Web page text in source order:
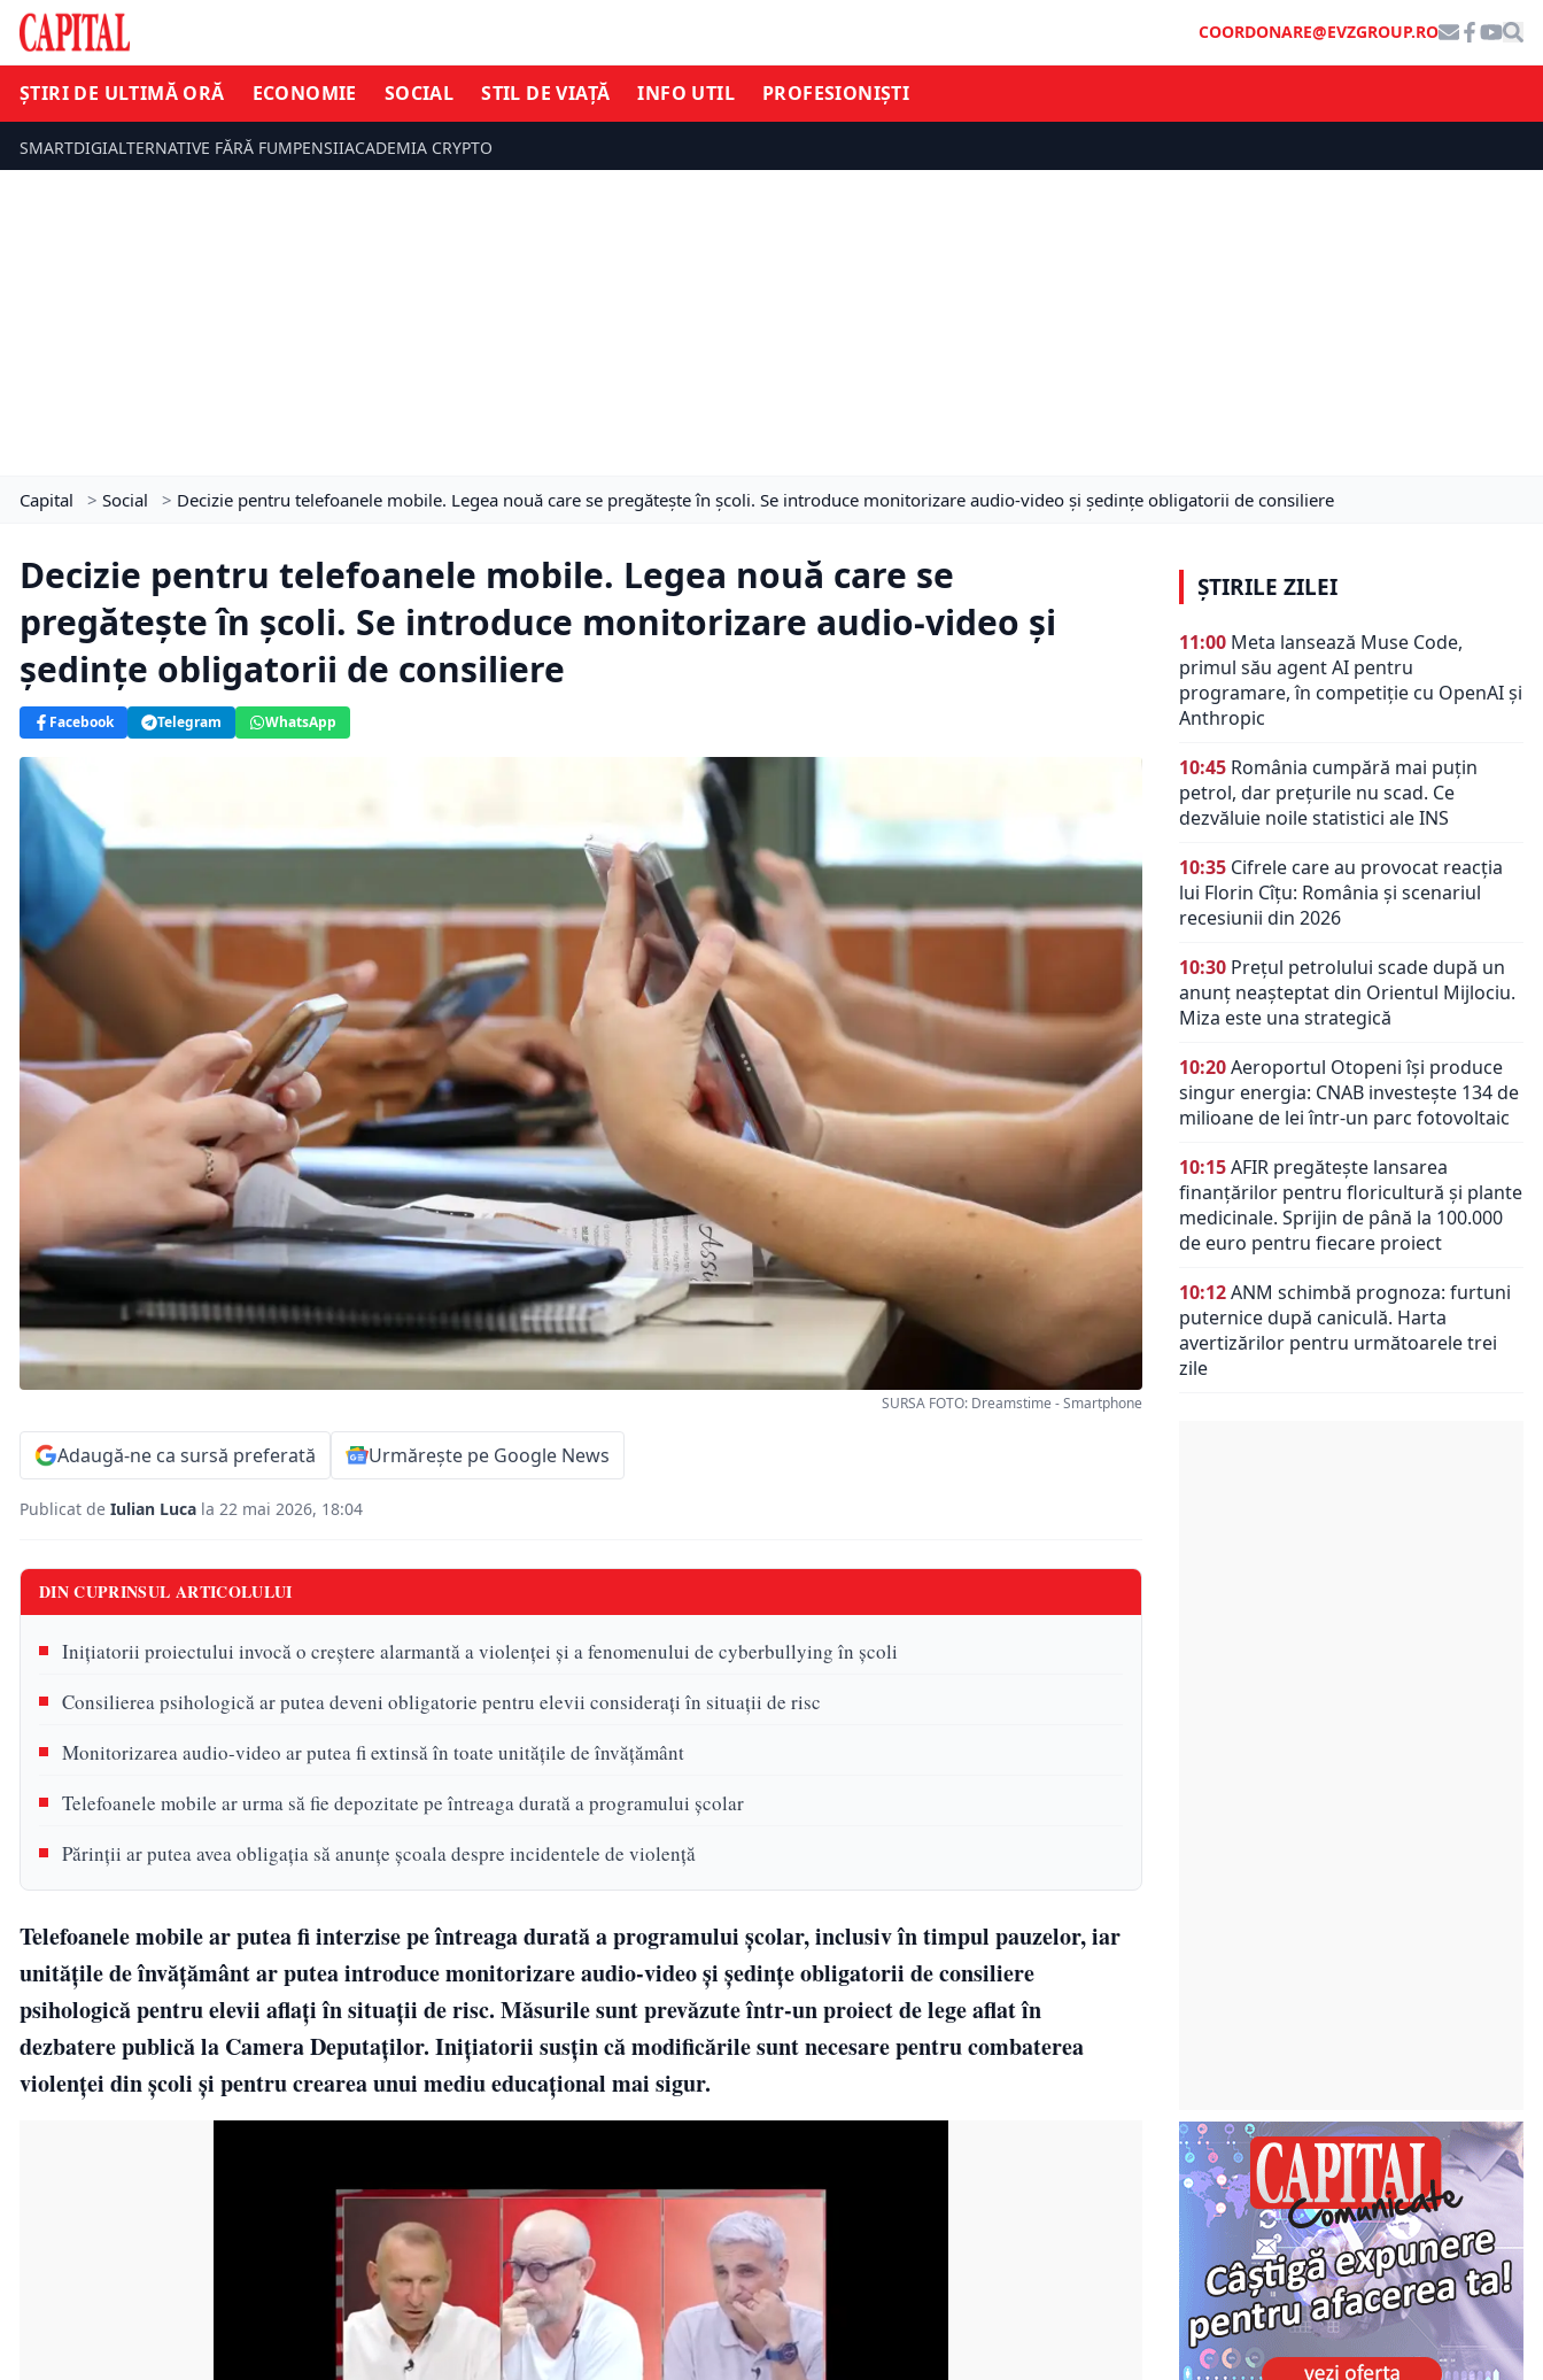
COORDONARE@EVZGROUP.RO
ȘTIRI DE ULTIMĂ ORĂ ECONOMIE SOCIAL STIL DE VIAȚĂ INFO UTIL PROFESIONIȘTI
SMARTDIGIALTERNATIVE FĂRĂ FUMPENSIIACADEMIA CRYPTO
Capital > Social > Decizie pentru telefoanele mobile. Legea nouă care se pregătește în școli. Se introduce monitorizare audio-video și ședințe obligatorii de consiliere
Decizie pentru telefoanele mobile. Legea nouă care se
pregătește în școli. Se introduce monitorizare audio-video și
ședințe obligatorii de consiliere
Facebook Telegram WhatsApp
SURSA FOTO: Dreamstime - Smartphone
Adaugă-ne ca sursă preferată Urmărește pe Google News
Publicat de Iulian Luca la 22 mai 2026, 18:04
DIN CUPRINSUL ARTICOLULUI
Inițiatorii proiectului invocă o creștere alarmantă a violenței și a fenomenului de cyberbullying în școli
Consilierea psihologică ar putea deveni obligatorie pentru elevii considerați în situații de risc
Monitorizarea audio-video ar putea fi extinsă în toate unitățile de învățământ
Telefoanele mobile ar urma să fie depozitate pe întreaga durată a programului școlar
Părinții ar putea avea obligația să anunțe școala despre incidentele de violență
Telefoanele mobile ar putea fi interzise pe întreaga durată a programului școlar, inclusiv în timpul pauzelor, iar
unitățile de învățământ ar putea introduce monitorizare audio-video și ședințe obligatorii de consiliere
psihologică pentru elevii aflați în situații de risc. Măsurile sunt prevăzute într-un proiect de lege aflat în
dezbatere publică la Camera Deputaților. Inițiatorii susțin că modificările sunt necesare pentru combaterea
violenței din școli și pentru crearea unui mediu educațional mai sigur.
ȘTIRILE ZILEI
11:00 Meta lansează Muse Code,
primul său agent AI pentru
programare, în competiție cu OpenAI și
Anthropic
10:45 România cumpără mai puțin
petrol, dar prețurile nu scad. Ce
dezvăluie noile statistici ale INS
10:35 Cifrele care au provocat reacția
lui Florin Cîțu: România și scenariul
recesiunii din 2026
10:30 Prețul petrolului scade după un
anunț neașteptat din Orientul Mijlociu.
Miza este una strategică
10:20Aeroportul Otopeni își produce
singur energia: CNAB investește 134 de
milioane de lei într-un parc fotovoltaic
10:15AFIR pregătește lansarea
finanțărilor pentru floricultură și plante
medicinale. Sprijin de până la 100.000
de euro pentru fiecare proiect
10:12ANM schimbă prognoza: furtuni
puternice după caniculă. Harta
avertizărilor pentru următoarele trei
zile